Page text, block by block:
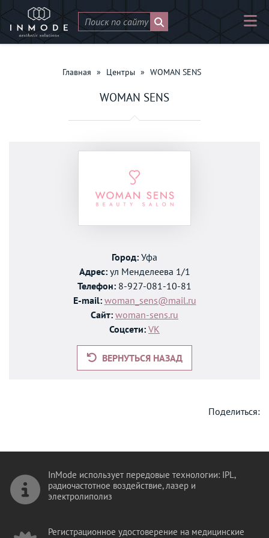
Главная » Центры » WOMAN SENS
WOMAN SENS
Город: Уфа
Адрес:ул Менделеева 1/1
Телефон: 8-927-081-10-81
E-mail: woman_sens@mail.ru
Сайт: woman-sens.ru
Соцсети: VK
ВЕРНУТЬСЯ НАЗАД
Поделиться:
InMode использует передовые технологии: IPL,
радиочастотное воздействие, лазер и
электролиполиз
Регистрационное удостоверение на медицинские